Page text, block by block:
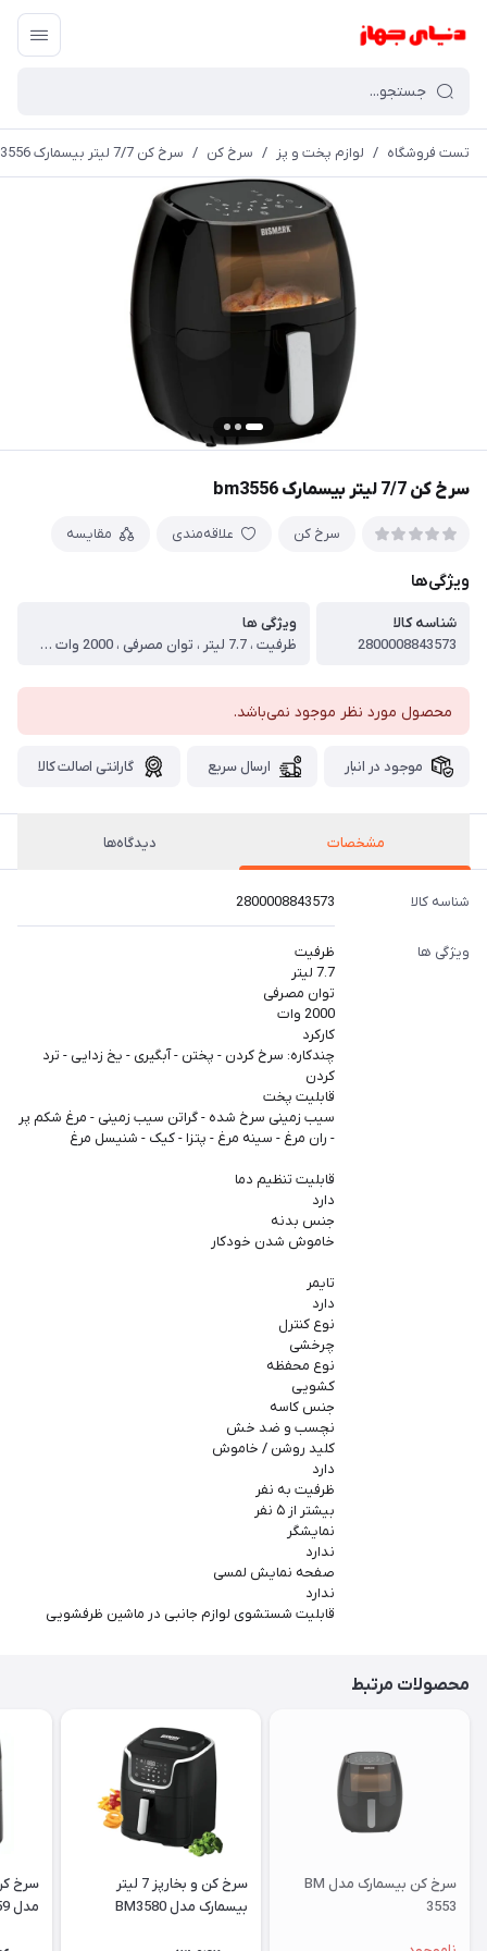
تست فروشگاه / لوازم پخت و پز / سرخ کن / سرخ کن 7/7 لیتر بیسمارک bm3556
سرخ کن 7/7 لیتر بیسمارک bm3556
سرخ کن علاقه‌مندی مقایسه
ویژگی‌ها
شناسه کالا
2800008843573
ویژگی ها
ظرفیت ، 7.7 لیتر ، توان مصرفی ، 2000 وات ، کارکرد ، چندکاره: سرخ کردن - پختن - آبگیری - یخ زدایی - ترد کردن ، قابلیت پخت ، سیب زمینی سرخ شده - گراتن سیب زمینی - مرغ شکم پر - ران مرغ - سینه مرغ - پتزا - کیک - شنیسل مرغ ، ‌‌‌‌‌ ، قابلیت تنظیم دما ، دارد ، جنس بدنه ، خاموش شدن خودکار ، ‌ ، تایمر ، دارد ، نوع کنترل ، چرخشی ، نوع محفظه ، کشویی ، جنس کاسه ، نچسب و ضد خش ، کلید روشن / خاموش ، دارد ، ظرفیت به نفر ، بیشتر از ۵ نفر ، نمایشگر ، ندارد ، صفحه نمایش لمسی ، ندارد ، قابلیت شستشوی لوازم جانبی در ماشین ظرفشویی
محصول مورد نظر موجود نمی‌باشد.
موجود در انبار ارسال سریع گارانتی اصالت کالا
مشخصات دیدگاه‌ها
شناسه کالا 2800008843573
ویژگی ها
ظرفیت
7.7 لیتر
توان مصرفی
2000 وات
کارکرد
چندکاره: سرخ کردن - پختن - آبگیری - یخ زدایی - ترد
کردن
قابلیت پخت
سیب زمینی سرخ شده - گراتن سیب زمینی - مرغ شکم پر
- ران مرغ - سینه مرغ - پتزا - کیک - شنیسل مرغ
قابلیت تنظیم دما
دارد
جنس بدنه
خاموش شدن خودکار
تایمر
دارد
نوع کنترل
چرخشی
نوع محفظه
کشویی
جنس کاسه
نچسب و ضد خش
کلید روشن / خاموش
دارد
ظرفیت به نفر
بیشتر از ۵ نفر
نمایشگر
ندارد
صفحه نمایش لمسی
ندارد
قابلیت شستشوی لوازم جانبی در ماشین ظرفشویی
محصولات مرتبط
سرخ کن بیسمارک مدل BM
3553
سرخ کن و بخارپز 7 لیتر
بیسمارک مدل BM3580
مدل BM3559